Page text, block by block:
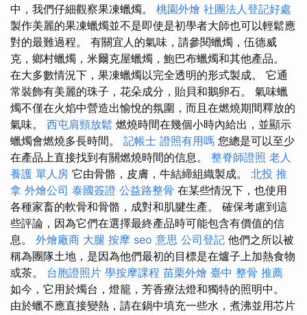
中，我們仔細觀察果凍蠟燭。 桃園外燴 社團法人登記好處
製作美麗的果凍蠟燭並不是即使是初學者大師也可以輕鬆應
對的最難過程。 有關宜人的氣味，請參閱蠟燭，伍德威
克，鄉村蠟燭，米爾克屋蠟燭，鮑巴布蠟燭和其他產品。
在大多數情況下，果凍蠟燭以完全透明的形式製成。 它通
常裝飾有美麗的珠子，花朵成分，貽貝和鵝卵石。 氣味蠟
燭不僅在火焰中營造出愉悅的氛圍，而且在燃燒期間釋放的
氣味。 西屯肩頸放鬆 燃燒時間在幾個小時內給出，並顯示
蠟燭會燃燒多長時間。 記帳士 證照有用嗎 您總是可以至少
在產品上直接找到有關燃燒時間的信息。 整脊師證照 老人
養護 單人房 它由骨骼，皮膚，牛結締組織製成。 北投 推
拿 外燴公司 泰國簽證 公益路整骨 在某些情況下，也使用
各種家畜的軟骨和骨骼，成對和肌腱生產。 確保考慮到這
些評論，因為它們在選擇最終產品時可能包含有價值的信
息。 外燴廠商 大腿 按摩 seo 意思 公司登記 他們之所以被
稱為團隊土地，是因為他們最初的目標是在爐子上加熱食物
或茶。 台胞證照片 學按摩課程 苗栗外燴 臺中 整骨 推薦
如今，它用於燭台，燈籠，芳香療法燈和獨特的照明中。
由於蠟不應直接變熱，請在鍋中填充一些水，煮沸並用芯片